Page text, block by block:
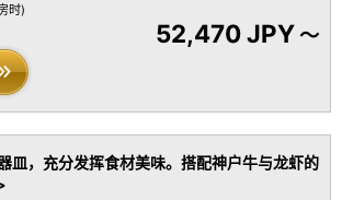
时)
52,470 JPY～
皿，充分发挥食材美味。搭配神户牛与龙虾的